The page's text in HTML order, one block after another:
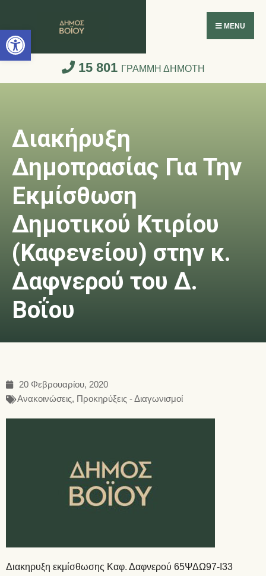
Ανοίξτε τη γραμμή εργαλείων
MENU
15 801 ΓΡΑΜΜΗ ΔΗΜΟΤΗ
Διακήρυξη
Δημοπρασίας Για Την
Εκμίσθωση
Δημοτικού Κτιρίου
(Καφενείου) στην κ.
Δαφνερού του Δ.
Βοΐου
20 Φεβρουαρίου, 2020
Ανακοινώσεις, Προκηρύξεις - Διαγωνισμοί
Διακηρυξη εκμίσθωσης Καφ. Δαφνερού 65ΨΔΩ97-Ι33